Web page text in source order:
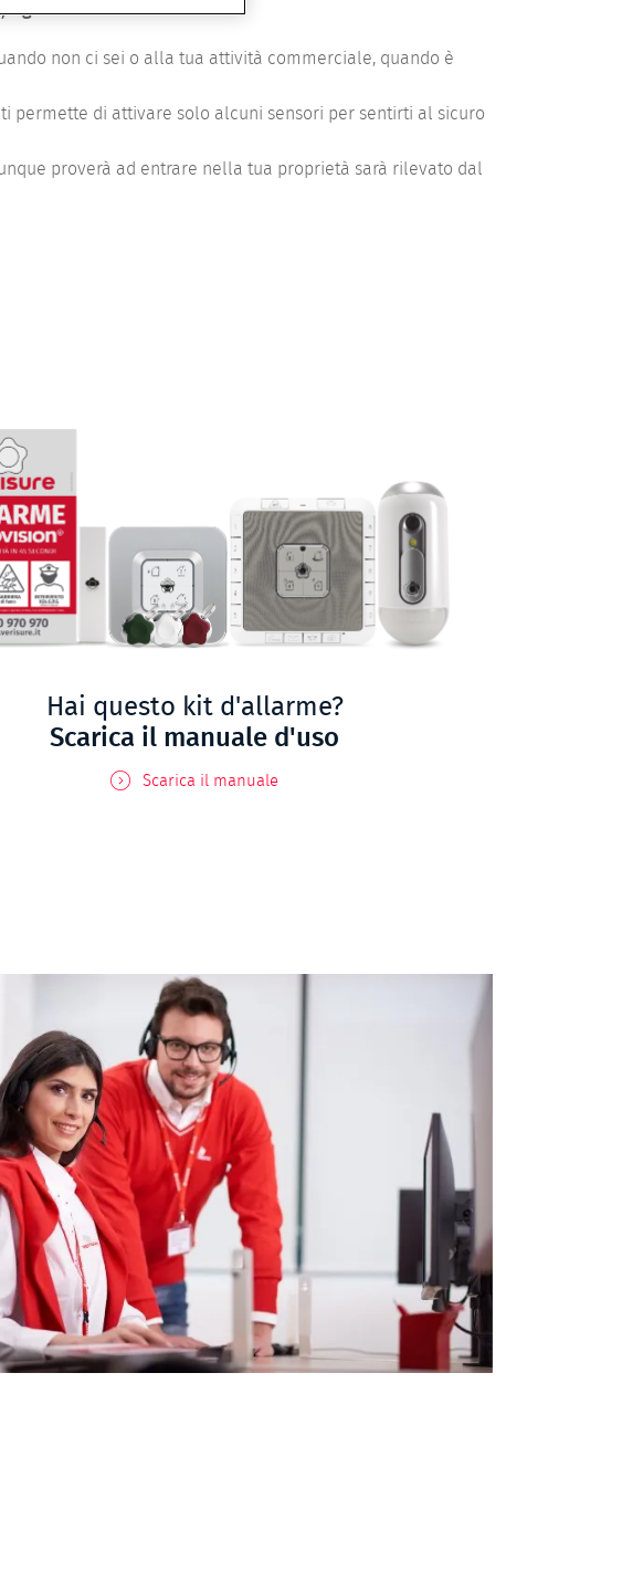
giorni su 7.
non ci sei o alla tua attività commerciale, quando è
permette di attivare solo alcuni sensori per sentirti al sicuro
proverà ad entrare nella tua proprietà sarà rilevato dal
Hai questo kit d'allarme?
Scarica il manuale d'uso
Scarica il manuale